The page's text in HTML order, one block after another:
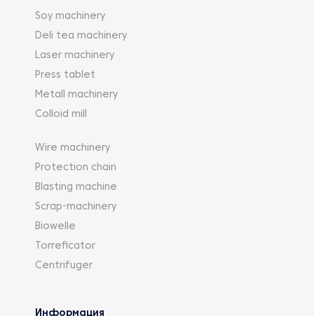
Soy machinery
Deli tea machinery
Laser machinery
Press tablet
Metall machinery
Colloid mill
Wire machinery
Protection chain
Blasting machine
Scrap-machinery
Biowelle
Torreficator
Centrifuger
Информация